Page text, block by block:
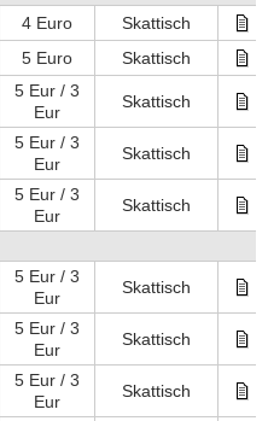
4 Euro
Skattisch
5 Euro Skattisch
5 Eur / 3
Eur
Skattisch
5 Eur / 3
Eur
Skattisch
5 Eur / 3
Eur
Skattisch
5 Eur / 3
Eur
Skattisch
5 Eur / 3
Eur
Skattisch
5 Eur / 3
Eur
Skattisch